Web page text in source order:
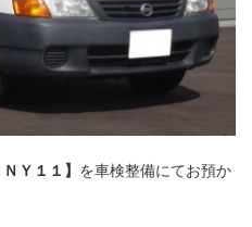
Ｙ１１】 を車検整備にてお預か